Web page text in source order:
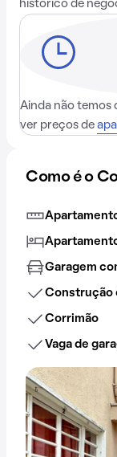
histórico de
Ainda não temos
ver preços de
Como é o
Garagem
Construção
Corrimão
Vaga de